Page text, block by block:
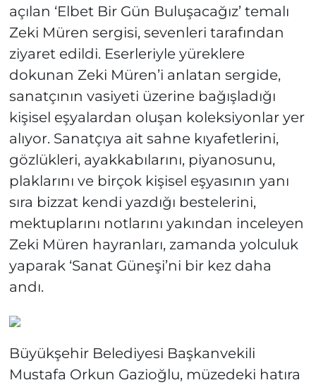
açılan ‘Elbet Bir Gün Buluşacağız’ temalı
Zeki Müren sergisi, sevenleri tarafından
ziyaret edildi. Eserleriyle yüreklere
dokunan Zeki Müren’i anlatan sergide,
sanatçının vasiyeti üzerine bağışladığı
kişisel eşyalardan oluşan koleksiyonlar yer
alıyor. Sanatçıya ait sahne kıyafetlerini,
gözlükleri, ayakkabılarını, piyanosunu,
plaklarını ve birçok kişisel eşyasının yanı
sıra bizzat kendi yazdığı bestelerini,
mektuplarını notlarını yakından inceleyen
Zeki Müren hayranları, zamanda yolculuk
yaparak ‘Sanat Güneşi’ni bir kez daha
andı.
Büyükşehir Belediyesi Başkanvekili
Mustafa Orkun Gazioğlu, müzedeki hatıra